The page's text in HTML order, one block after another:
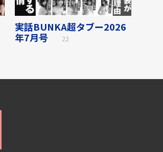
実話BUNKA超タブー2026
年7月号
22